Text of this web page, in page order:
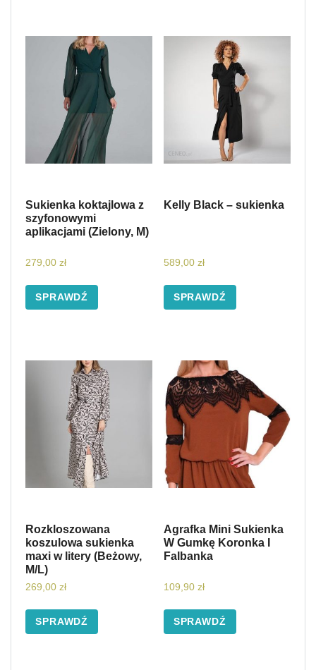
Sukienka koktajlowa z
szyfonowymi
aplikacjami (Zielony, M)
279,00 zł
SPRAWDŹ
Kelly Black – sukienka
589,00 zł
SPRAWDŹ
Rozkloszowana
koszulowa sukienka
maxi w litery (Beżowy,
M/L)
269,00 zł
SPRAWDŹ
Agrafka Mini Sukienka
W Gumkę Koronka I
Falbanka
109,90 zł
SPRAWDŹ